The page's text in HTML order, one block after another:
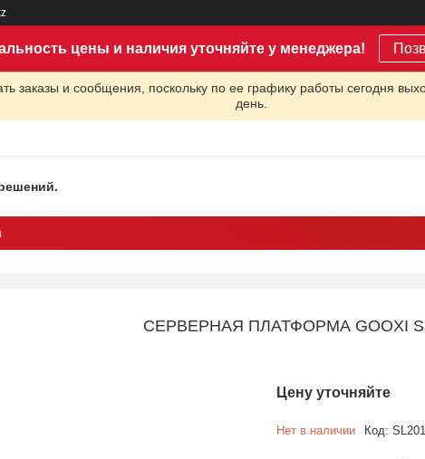
цены и наличия уточняйте у менеджера!
заказы и сообщения, поскольку по ее графику работы сегодня
день.
СЕРВЕРНАЯ ПЛАТФОРМА GOOXI
Цену уточняйте
Нет в наличии Код: